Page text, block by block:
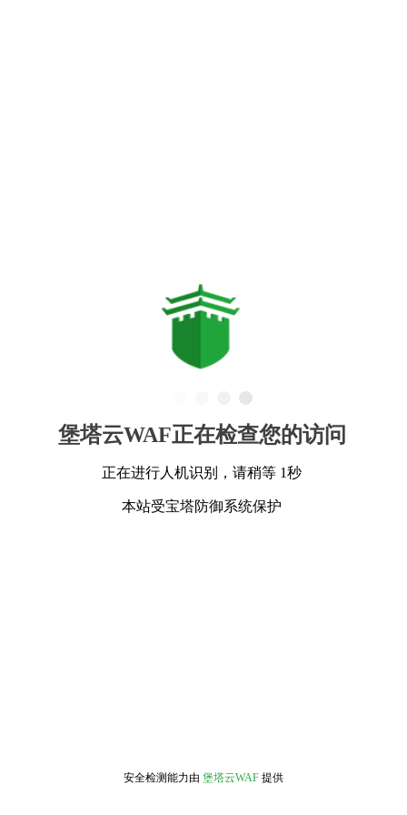
堡塔云WAF正在检查您的访问
正在进行人机识别，请稍等 1秒
本站受宝塔防御系统保护
安全检测能力由 堡塔云WAF 提供